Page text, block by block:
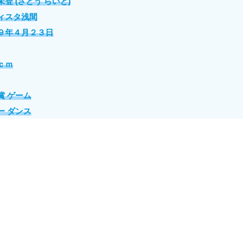
スタ浅間
年４月２３日
ｍ
ゲーム
ダンス